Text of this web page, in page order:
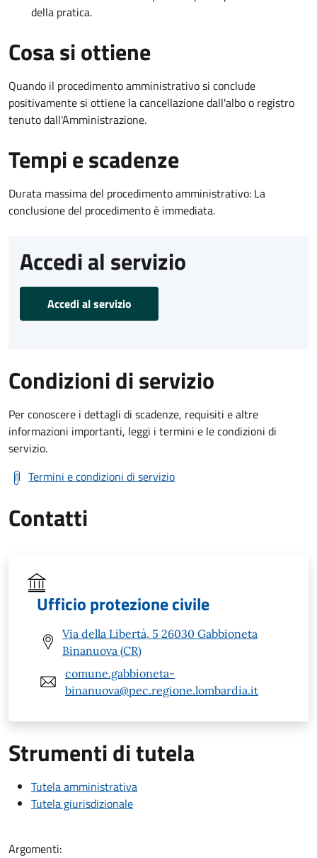
della pratica.
Cosa si ottiene
Quando il procedimento amministrativo si conclude
positivamente si ottiene la cancellazione dall'albo o registro
tenuto dall'Amministrazione.
Tempi e scadenze
Durata massima del procedimento amministrativo: La
conclusione del procedimento è immediata.
Accedi al servizio
Accedi al servizio
Condizioni di servizio
Per conoscere i dettagli di scadenze, requisiti e altre
informazioni importanti, leggi i termini e le condizioni di
servizio.
Termini e condizioni di servizio
Contatti
Ufficio protezione civile
Via della Libertà, 5 26030 Gabbioneta
Binanuova (CR)
comune.gabbioneta-
binanuova@pec.regione.lombardia.it
Strumenti di tutela
Tutela amministrativa
Tutela giurisdizionale
Argomenti: